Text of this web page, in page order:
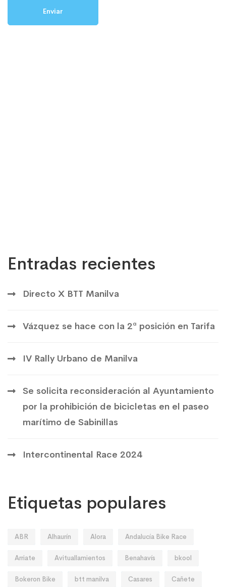
Entradas recientes
Directo X BTT Manilva
Vázquez se hace con la 2ª posición en Tarifa
IV Rally Urbano de Manilva
Se solicita reconsideración al Ayuntamiento
por la prohibición de bicicletas en el paseo
marítimo de Sabinillas
Intercontinental Race 2024
Etiquetas populares
ABR Alhaurín Alora Andalucía Bike Race
Arriate Avituallamientos Benahavís bkool
Bokeron Bike btt manilva Casares Cañete